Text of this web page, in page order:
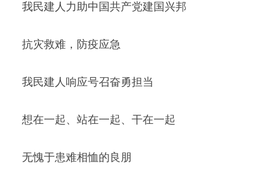
我民建人力助中国共产党建国兴邦
抗灾救难，防疫应急
我民建人响应号召奋勇担当
想在一起、站在一起、干在一起
无愧于患难相恤的良朋